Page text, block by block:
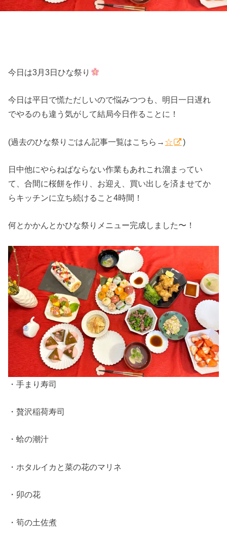
今日は3月3日ひな祭り
今日は平日で慌ただしいので悩みつつも、明日一日遅れ
でやるのも違う気がして結局今日作ることに！
(過去のひな祭りごはん記事一覧はこちら→ ☆ )
日中他にやらねばならない作業もあれこれ溜まってい
て、合間に桜餅を作り、お迎え、買い出しを済ませてか
らキッチンに立ち続けること4時間！
何とかかんとかひな祭りメニュー完成しました〜！
・手まり寿司
・贅沢稲荷寿司
・蛤の潮汁
・ホタルイカと菜の花のマリネ
・卯の花
・筍の土佐煮